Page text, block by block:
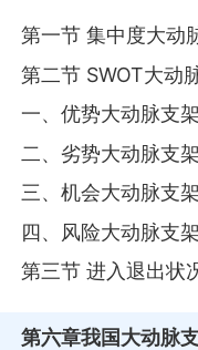
第一节 集中度大动
第二节 SWOT大动
一、优势大动脉支架
二、劣势大动脉支架
三、机会大动脉支架
四、风险大动脉支架
第三节 进入退出状
第六章我国大动脉